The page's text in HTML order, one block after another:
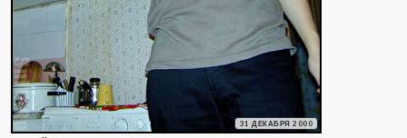
31 ДЕКАБРЯ 2000